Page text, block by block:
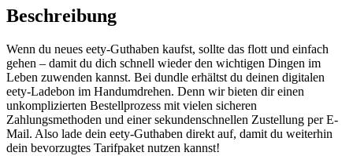
Beschreibung
Wenn du neues eety-Guthaben kaufst, sollte das flott und einfach
gehen – damit du dich schnell wieder den wichtigen Dingen im
Leben zuwenden kannst. Bei dundle erhältst du deinen digitalen
eety-Ladebon im Handumdrehen. Denn wir bieten dir einen
unkomplizierten Bestellprozess mit vielen sicheren
Zahlungsmethoden und einer sekundenschnellen Zustellung per E-
Mail. Also lade dein eety-Guthaben direkt auf, damit du weiterhin
dein bevorzugtes Tarifpaket nutzen kannst!